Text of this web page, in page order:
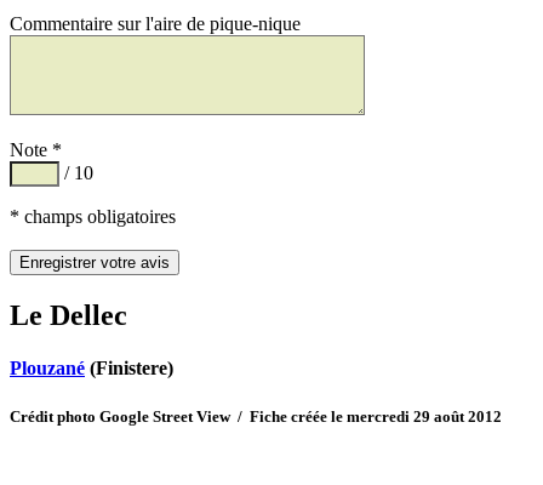
Commentaire sur l'aire de pique-nique
Note *
/ 10
* champs obligatoires
Le Dellec
Plouzané (Finistere)
Crédit photo Google Street View / Fiche créée le mercredi 29 août 2012